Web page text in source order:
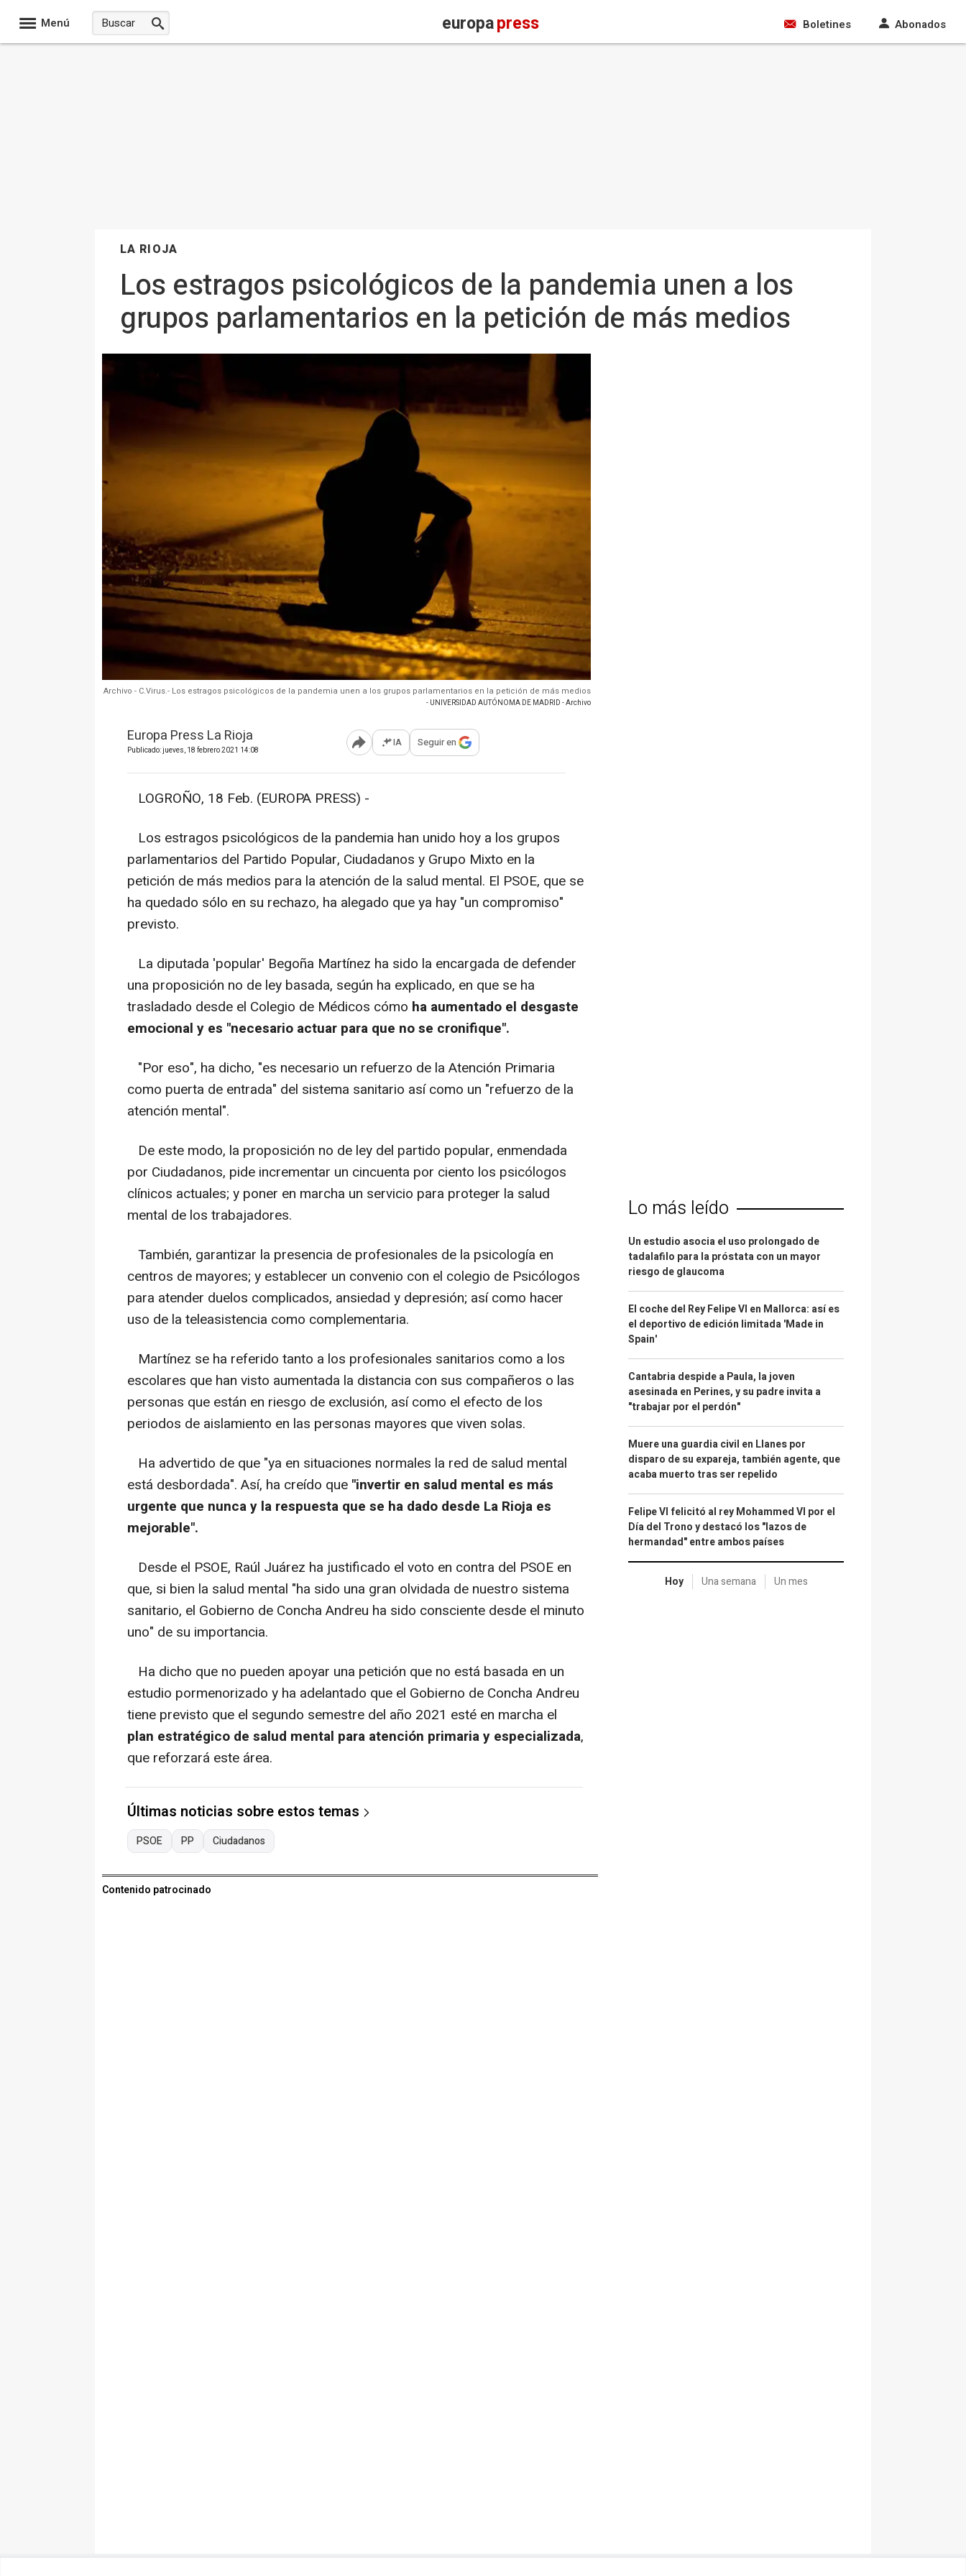
Menú europapress Boletines Abonados
LA RIOJA
Los estragos psicológicos de la pandemia unen a los
grupos parlamentarios en la petición de más medios
Archivo - C.Virus.- Los estragos psicológicos de la pandemia unen a los grupos parlamentarios en la petición de más medios
- UNIVERSIDAD AUTÓNOMA DE MADRID - Archivo
Europa Press La Rioja
Publicado: jueves, 18 febrero 2021 14:08 Abrir opciones para compartir
IA Seguir en
LOGROÑO, 18 Feb. (EUROPA PRESS) -
Los estragos psicológicos de la pandemia han unido hoy a los grupos
parlamentarios del Partido Popular, Ciudadanos y Grupo Mixto en la
petición de más medios para la atención de la salud mental. El PSOE, que se
ha quedado sólo en su rechazo, ha alegado que ya hay "un compromiso"
previsto.
La diputada 'popular' Begoña Martínez ha sido la encargada de defender
una proposición no de ley basada, según ha explicado, en que se ha
trasladado desde el Colegio de Médicos cómo ha aumentado el desgaste
emocional y es "necesario actuar para que no se cronifique".
"Por eso", ha dicho, "es necesario un refuerzo de la Atención Primaria
como puerta de entrada" del sistema sanitario así como un "refuerzo de la
atención mental".
De este modo, la proposición no de ley del partido popular, enmendada
por Ciudadanos, pide incrementar un cincuenta por ciento los psicólogos
clínicos actuales; y poner en marcha un servicio para proteger la salud
mental de los trabajadores.
También, garantizar la presencia de profesionales de la psicología en
centros de mayores; y establecer un convenio con el colegio de Psicólogos
para atender duelos complicados, ansiedad y depresión; así como hacer
uso de la teleasistencia como complementaria.
Martínez se ha referido tanto a los profesionales sanitarios como a los
escolares que han visto aumentada la distancia con sus compañeros o las
personas que están en riesgo de exclusión, así como el efecto de los
periodos de aislamiento en las personas mayores que viven solas.
Ha advertido de que "ya en situaciones normales la red de salud mental
está desbordada". Así, ha creído que "invertir en salud mental es más
urgente que nunca y la respuesta que se ha dado desde La Rioja es
mejorable".
Desde el PSOE, Raúl Juárez ha justificado el voto en contra del PSOE en
que, si bien la salud mental "ha sido una gran olvidada de nuestro sistema
sanitario, el Gobierno de Concha Andreu ha sido consciente desde el minuto
uno" de su importancia.
Ha dicho que no pueden apoyar una petición que no está basada en un
estudio pormenorizado y ha adelantado que el Gobierno de Concha Andreu
tiene previsto que el segundo semestre del año 2021 esté en marcha el
plan estratégico de salud mental para atención primaria y especializada,
que reforzará este área.
Últimas noticias sobre estos temas
PSOE PP Ciudadanos
Contenido patrocinado
Lo más leído
Un estudio asocia el uso prolongado de
tadalafilo para la próstata con un mayor
riesgo de glaucoma
El coche del Rey Felipe VI en Mallorca: así es
el deportivo de edición limitada 'Made in
Spain'
Cantabria despide a Paula, la joven
asesinada en Perines, y su padre invita a
"trabajar por el perdón"
Muere una guardia civil en Llanes por
disparo de su expareja, también agente, que
acaba muerto tras ser repelido
Felipe VI felicitó al rey Mohammed VI por el
Día del Trono y destacó los "lazos de
hermandad" entre ambos países
Hoy Una semana Un mes